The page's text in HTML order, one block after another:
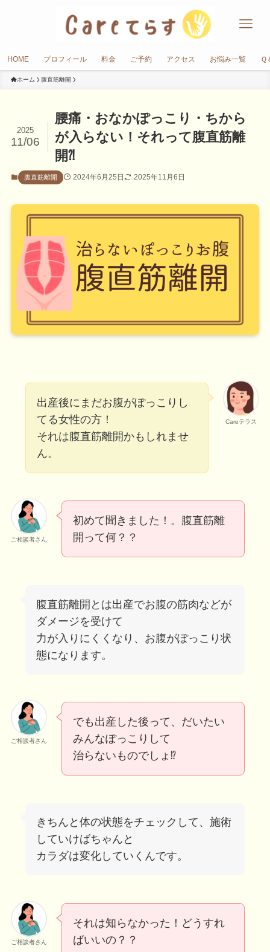
HOME プロフィール 料金 ご予約 アクセス お悩み一覧 Ｑ
ホーム 腹直筋離開
腰痛・おなかぽっこり・ちから
が入らない！それって腹直筋離
開⁈
2025
11/06
腹直筋離開 2024年6月25日 2025年11月6日
Careテラス
出産後にまだお腹がぽっこりし
てる女性の方！
それは腹直筋離開かもしれませ
ん。
ご相談者さん
初めて聞きました！。腹直筋離
開って何？？
腹直筋離開とは出産でお腹の筋肉などが
ダメージを受けて
力が入りにくくなり、お腹がぽっこり状
態になります。
ご相談者さん
でも出産した後って、だいたい
みんなぽっこりして
治らないものでしょ⁉
きちんと体の状態をチェックして、施術
していけばちゃんと
カラダは変化していくんです。
ご相談者さん
それは知らなかった！どうすれ
ばいいの？？